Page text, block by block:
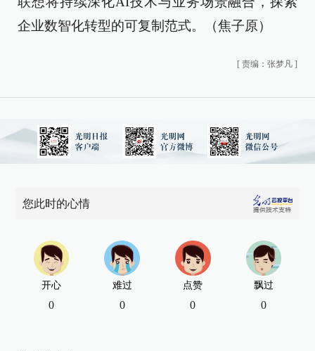
企业数智化转型的可复制范式。（焦子原）
[ 责编：张梦凡 ]
您此时的心情
开心
0
难过
0
点赞
0
飘过
0